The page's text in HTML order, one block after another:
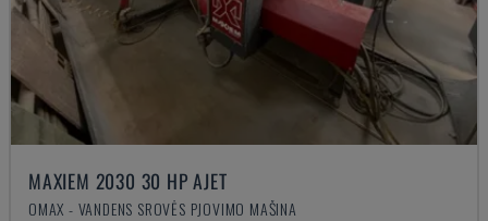
MAXIEM 2030 30 HP AJET
OMAX - VANDENS SROVĖS PJOVIMO MAŠINA